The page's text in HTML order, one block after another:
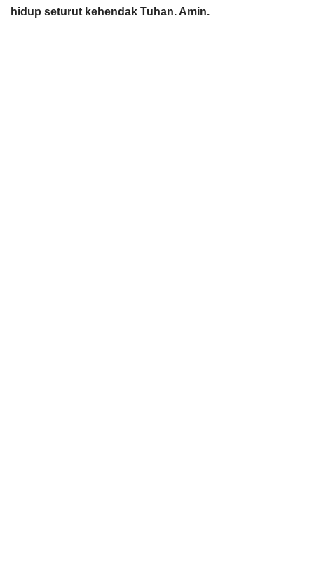
hidup seturut kehendak Tuhan. Amin.